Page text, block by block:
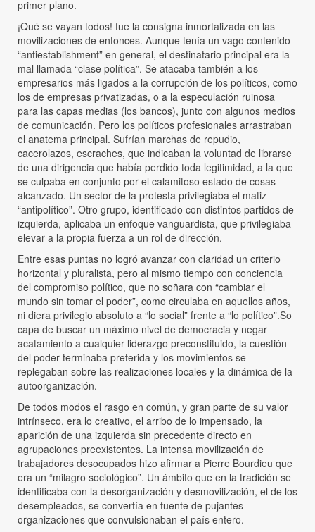
primer plano.
¡Qué se vayan todos! fue la consigna inmortalizada en las
movilizaciones de entonces. Aunque tenía un vago contenido
“antiestablishment” en general, el destinatario principal era la
mal llamada “clase política”. Se atacaba también a los
empresarios más ligados a la corrupción de los políticos, como
los de empresas privatizadas, o a la especulación ruinosa
para las capas medias (los bancos), junto con algunos medios
de comunicación. Pero los políticos profesionales arrastraban
el anatema principal. Sufrían marchas de repudio,
cacerolazos, escraches, que indicaban la voluntad de librarse
de una dirigencia que había perdido toda legitimidad, a la que
se culpaba en conjunto por el calamitoso estado de cosas
alcanzado. Un sector de la protesta privilegiaba el matiz
“antipolítico”. Otro grupo, identificado con distintos partidos de
izquierda, aplicaba un enfoque vanguardista, que privilegiaba
elevar a la propia fuerza a un rol de dirección.
Entre esas puntas no logró avanzar con claridad un criterio
horizontal y pluralista, pero al mismo tiempo con conciencia
del compromiso político, que no soñara con “cambiar el
mundo sin tomar el poder”, como circulaba en aquellos años,
ni diera privilegio absoluto a “lo social” frente a “lo político”.So
capa de buscar un máximo nivel de democracia y negar
acatamiento a cualquier liderazgo preconstituido, la cuestión
del poder terminaba preterida y los movimientos se
replegaban sobre las realizaciones locales y la dinámica de la
autoorganización.
De todos modos el rasgo en común, y gran parte de su valor
intrínseco, era lo creativo, el arribo de lo impensado, la
aparición de una izquierda sin precedente directo en
agrupaciones preexistentes. La intensa movilización de
trabajadores desocupados hizo afirmar a Pierre Bourdieu que
era un “milagro sociológico”. Un ámbito que en la tradición se
identificaba con la desorganización y desmovilización, el de los
desempleados, se convertía en fuente de pujantes
organizaciones que convulsionaban el país entero.